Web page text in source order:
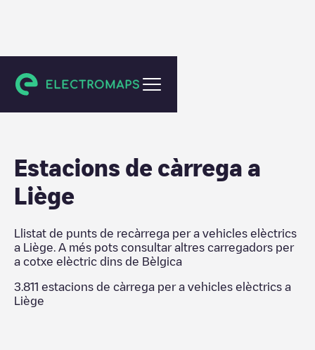
Bèlgica
Estacions de càrrega a
Liège
Llistat de punts de recàrrega per a vehicles elèctrics
a
Liège . A més pots consultar altres carregadors per
a cotxe elèctric dins de Bèlgica
3.811 estacions de càrrega per a vehicles elèctrics a
Liège